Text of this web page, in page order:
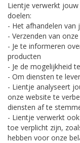
Lientje verwerkt
doelen:
- Het afhandelen van
- Verzenden van
- Je te informeren
producten
- Je de mogelijkheid
- Om diensten te
- Lientje analyseert
onze website te
diensten af te
- Lientje verwerkt
toe verplicht zijn,
hebben voor onze